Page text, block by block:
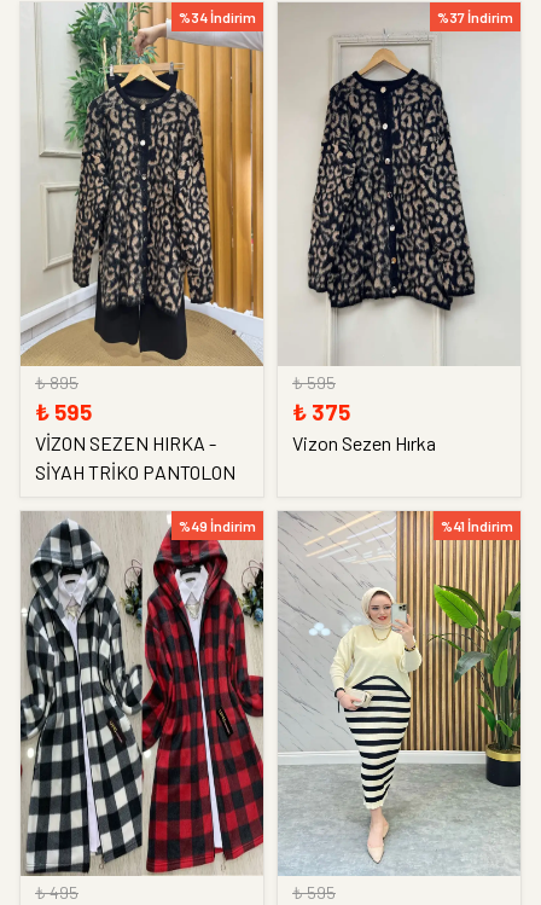
%34 İndirim
₺ 895
₺ 595
VİZON SEZEN HIRKA -
SİYAH TRİKO PANTOLON
%37 İndirim
₺ 595
₺ 375
Vizon Sezen Hırka
%49 İndirim
₺ 495
%41 İndirim
₺ 595